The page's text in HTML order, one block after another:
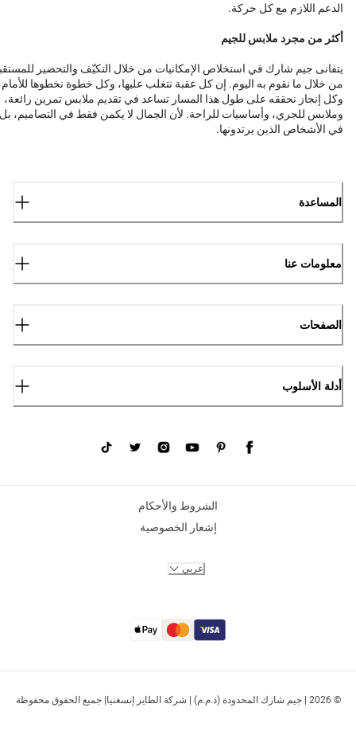
الدعم اللازم مع كل حركة.
أكثر من مجرد ملابس للجيم
يتفانى جيم شارك في استخلاص الإمكانيات من خلال التكيّف والتحضير
من خلال ما نقوم به اليوم. إن كل عقبة نتغلب عليها، وكل خطوة نخطوها
وكل إنجاز نحققه على طول هذا المسار تساعد في تقديم ملابس تمرين رائعة،
وملابس للجري، وأساسيات للراحة. لأن الجمال لا يكمن فقط في التصاميم، بل
في الأشخاص الذين يرتدونها.
المساعدة
معلومات عنا
الصفحات
أدلة الأسلوب
© 2026 | جيم شارك المحدودة (ذ.م.م) | شركة الطاير إنسغنيا| جميع الحقوق محفوظة
الشروط والأحكام
إشعار الخصوصية
عربي